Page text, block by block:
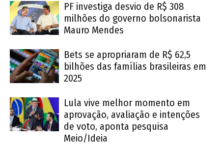
PF investiga desvio de R$ 308
milhões do governo bolsonarista
Mauro Mendes
Bets se apropriaram de R$ 62,5
bilhões das famílias brasileiras em
2025
Lula vive melhor momento em
aprovação, avaliação e intenções
de voto, aponta pesquisa
Meio/Ideia